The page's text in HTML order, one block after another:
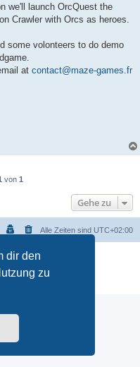
dir den
zu
we'll launch OrcQuest the
Crawler with Orcs as heroes.
some volonteers to do demo
at contact@maze-games.fr
von 1
Gehe zu
Alle Zeiten sind UTC+02:00
© phpBB Limited